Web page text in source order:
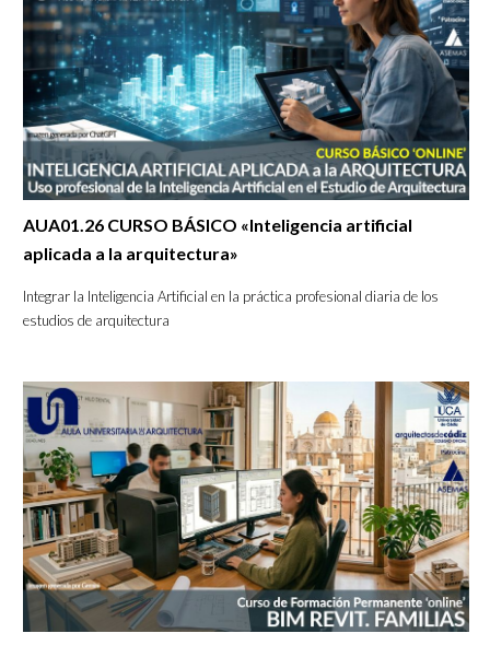
AUA01.26 CURSO BÁSICO «Inteligencia artificial
aplicada a la arquitectura»
Integrar la Inteligencia Artificial en la práctica profesional diaria de los
estudios de arquitectura